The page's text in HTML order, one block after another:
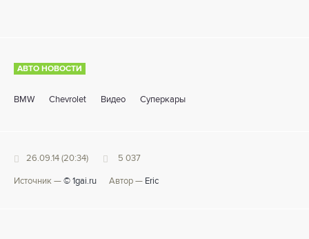
АВТО НОВОСТИ
BMW Chevrolet Видео Суперкары
26.09.14 (20:34) 5 037
Источник — © 1gai.ru Автор — Eric